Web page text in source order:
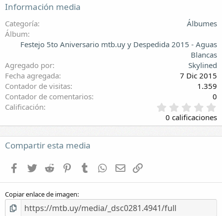
Información media
Categoría
Álbumes
Álbum
Festejo 5to Aniversario mtb.uy y Despedida 2015 - Aguas
Blancas
Agregado por
Skylined
Fecha agregada
7 Dic 2015
Contador de visitas
1.359
Contador de comentarios
0
Calificación
,
0
0
0 calificaciones
Compartir esta media
Facebook
Twitter Reddit PinterestTumblr WhatsApp
E-mail
Copiar enlace de imagen